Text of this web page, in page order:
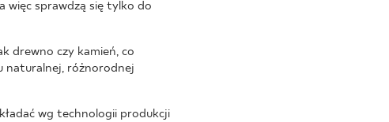
więc sprawdzą się tylko do
drewno czy kamień, co
naturalnej, różnorodnej
wg technologii produkcji